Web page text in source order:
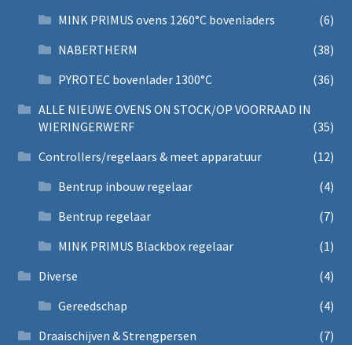
MINK PRIMUS ovens 1260°C bovenladers
(6)
NABERTHERM
(38)
PYROTEC bovenlader 1300°C
(36)
ALLE NIEUWE OVENS ON STOCK/OP VOORRAAD IN
WIERINGERWERF
(35)
Controllers/regelaars & meet apparatuur
(12)
Bentrup inbouw regelaar
(4)
Bentrup regelaar
(7)
MINK PRIMUS Blackbox regelaar
(1)
Diverse
(4)
Gereedschap
(4)
Draaischijven & Strengpersen
(7)